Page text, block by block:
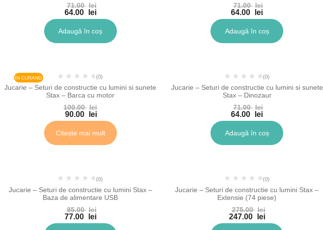
71.00 lei
64.00 lei
Adaugă în coș
71.00 lei
64.00 lei
Adaugă în coș
(0)
Jucarie – Seturi de constructie cu lumini si sunete
Stax – Barca cu motor
100.00 lei
90.00 lei
Citește mai mult
IN CURAND (0)
Jucarie – Seturi de constructie cu lumini si sunete
Stax – Dinozaur
71.00 lei
64.00 lei
Adaugă în coș
(0)
Jucarie – Seturi de constructie cu lumini Stax –
Baza de alimentare USB
85.00 lei
77.00 lei
(0)
Jucarie – Seturi de constructie cu lumini Stax –
Extensie (74 piese)
275.00 lei
247.00 lei